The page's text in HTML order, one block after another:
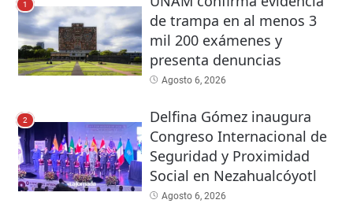
1
de trampa en al menos 3
mil 200 exámenes y
presenta denuncias
Agosto 6, 2026
2
Delfina Gómez inaugura
Congreso Internacional de
Seguridad y Proximidad
Social en Nezahualcóyotl
Agosto 6, 2026